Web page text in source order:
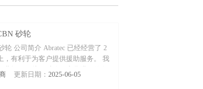
砂轮
轮 公司简介 Abratec 已经经营了 2
，有利于为客户提供援助服务。 我
操作，从而对使用磨具进行的有
商 更新日期：2025-06-05